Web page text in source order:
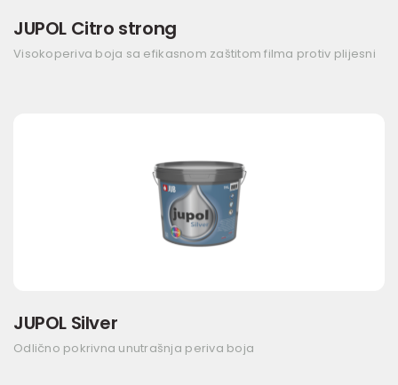
JUPOL Citro strong
Visokoperiva boja sa efikasnom zaštitom filma protiv plijesni
JUPOL Silver
Odlično pokrivna unutrašnja periva boja